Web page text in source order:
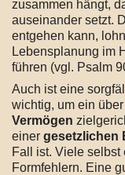
zusammen hängt,
auseinander setzt.
entgehen kann,
Lebensplanung im
führen (vgl. Psalm
Auch ist eine
wichtig, um ein
Vermögen
einer gesetzlichen
Fall ist. Viele selbst
Formfehlern. Eine